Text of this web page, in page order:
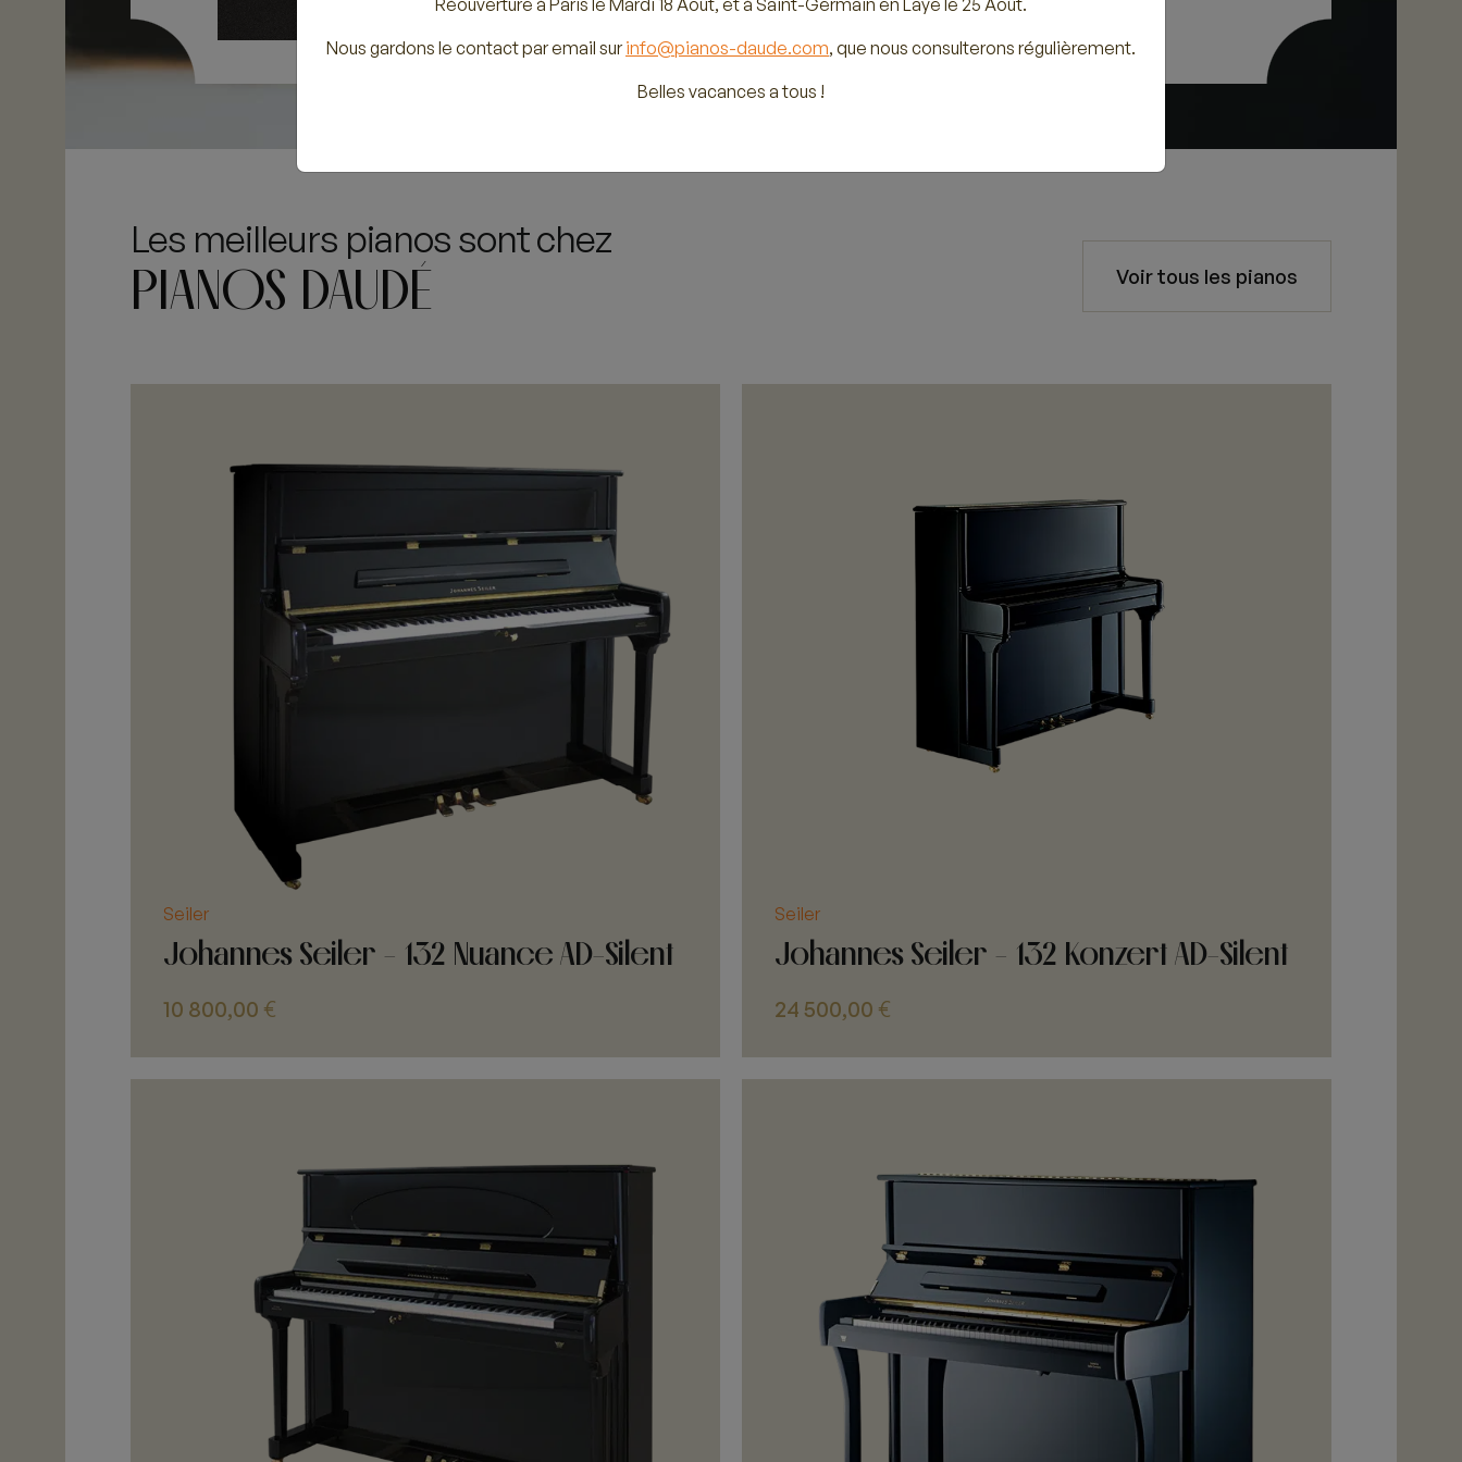
Les meilleurs pianos sont chez
PIANOS DAUDÉ Voir tous les pianos
Seiler
Johannes Seiler - 132 Nuance AD-Silent
10 800,00 €
Seiler
Johannes Seiler - 132 Konzert AD-Silent
24 500,00 €
Nous gardons le contact par email surinfo@pianos-daude.com, que nous consulterons régulièrement.
Belles vacances a tous !